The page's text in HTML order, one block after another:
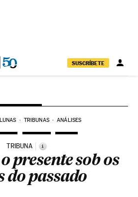
SUSCRÍBETE
TRIBUNAS ANÁLISES
TRIBUNA i
presente sob os
do passado